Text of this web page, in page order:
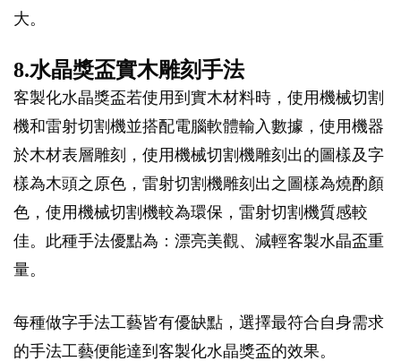
大。
8.水晶獎盃實木雕刻手法
客製化水晶獎盃若使用到實木材料時，使用機械切割
機和雷射切割機並搭配電腦軟體輸入數據，使用機器
於木材表層雕刻，使用機械切割機雕刻出的圖樣及字
樣為木頭之原色，雷射切割機雕刻出之圖樣為燒酌顏
色，使用機械切割機較為環保，雷射切割機質感較
佳。此種手法優點為：漂亮美觀、減輕客製水晶盃重
量。
每種做字手法工藝皆有優缺點，選擇最符合自身需求
的手法工藝便能達到客製化水晶獎盃的效果。